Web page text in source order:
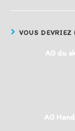
VOUS DEVRIEZ
AG du
AG